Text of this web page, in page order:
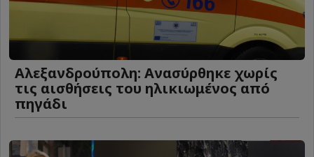
Αλεξανδρούπολη: Ανασύρθηκε χωρίς
τις αισθήσεις του ηλικιωμένος από
πηγάδι